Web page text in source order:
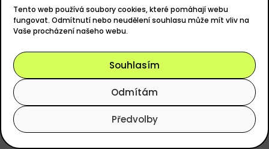
Tento web používá soubory cookies, které pomáhají webu
fungovat. Odmítnutí nebo neudělení souhlasu může mít vliv na
Vaše procházení našeho webu.
Souhlasím
Odmítám
Předvolby
Zdroj kanálů (příspěvky)
Kanál komentářů